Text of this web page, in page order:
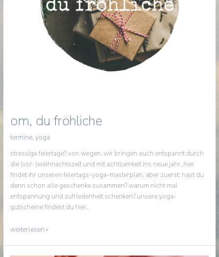
om, du fröhliche
termine,yoga
stressige feiertage? von wegen. wir bringen euch entspannt durch
die (vor-)weihnachtszeit und mit achtsamkeit ins neue jahr. hier
findet ihr unseren feiertags-yoga-masterplan. aber zuerst: hast du
denn schon alle geschenke zusammen? warum nicht mal
entspannung und zufriedenheit schenken? unsere yoga-
gutscheine findest du hier.
om,
weiterlesen »